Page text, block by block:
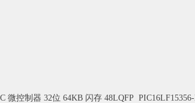
微控制器 32位 64KB 闪存 48LQFP